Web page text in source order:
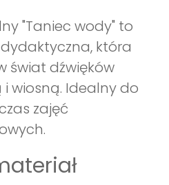
"Taniec wody" to
która
świat dźwięków
wiosną. Idealny do
zajęć